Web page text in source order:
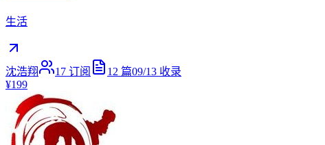
生活
沈浩翔 17 订阅 12 篇09/13 收录
¥199